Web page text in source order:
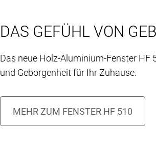
DAS GEFÜHL VON
Das neue Holz-Aluminium-Fenster HF
und Geborgenheit für Ihr Zuhause.